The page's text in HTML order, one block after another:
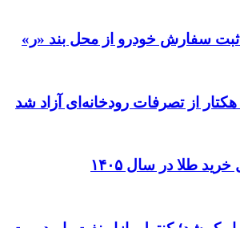
سفارش خودرو از محل بند «ر»
طلا در سال ۱۴۰۵